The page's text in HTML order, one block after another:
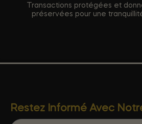
Transactions protégées et
préservées pour une
Restez Informé Avec